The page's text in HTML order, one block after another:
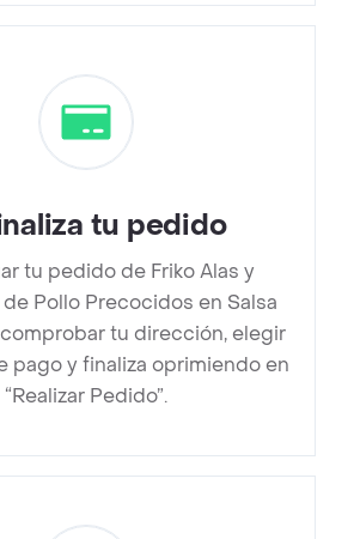
tu pedido
tu pedido de Friko Alas y
Pollo Precocidos en Salsa
tu dirección, elegir
pago y finaliza oprimiendo en
“Realizar Pedido”.